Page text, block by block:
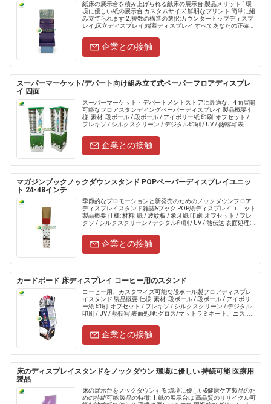
紙床の展示台を積み上げられる紙床の展示台 製品メリット 1環
境に優しい紙の展示台:カスタムサイズ 鮮明なプリント 簡単に組
み立てられます 2.複数の構造の選択:カウンタートップディスプ
レイ,床立ディスプレイ,端蓋ディスプレイ すべてあなたの正確な
企業との接触
スーパーマーケット/デパート向け組み立て式ペーパーフロアディスプレ
イ 四面
スーパーマーケット・デパートメントストアに最適な、4面展開
可能なフロアスタンディングペーパーディスプレイ 製品概要 仕
様: 素材: 段ボール / 段ボール / アイボリー紙 印刷: オフセット /
フレキソ / シルクスクリーン / デジタル印刷 / UV / 熱転写 表
企業との接触
マガジンブックノックダウンスタンド POPペーパーディスプレイユニッ
ト 24-48インチ
季節的なプロモーションと新発売のためのノックダウンフロア
ディスプレイスタンド雑誌&ブック POP紙ディスプレイユニット
製品概要 仕様: 材料: 紙 / 波紋板 / 象牙紙 印刷: オフセット / フレ
クソ / シルクスクリーン / デジタル印刷 / UV / 熱伝送 表面処理:
企業との接触
カードボード 床ディスプレイ コーヒー用のスタンド
コーヒー用、カスタマイズ可能な段ボール製フロアディスプレ
イスタンド 製品概要 仕様: 素材: 段ボール / 段ボール / アイボリ
ー紙 印刷: オフセット / フレキソ / シルクスクリーン / デジタル
印刷 / UV / 熱転写 表面処理: グロス/マットラミネート、ニス......
企業との接触
床のディスプレイスタンドをノックダウン 環境に優しい 持続可能 医療用
製品
床の展示台をノックダウンする 環境に優しい&健康ケア製品のた
めの持続可能 製品の特徴: 1.紙の展示台は 高品質のリサイクル可